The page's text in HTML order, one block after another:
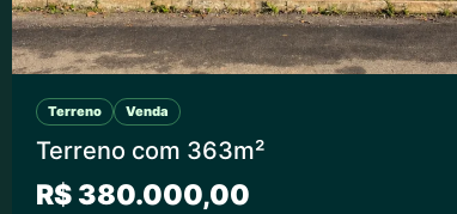
Terreno Venda
Terreno com 363m²
R$ 380.000,00